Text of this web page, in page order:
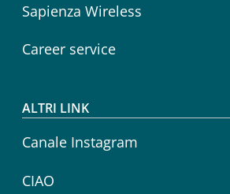
Sapienza Wireless
Career service
ALTRI LINK
Canale Instagram
CIAO